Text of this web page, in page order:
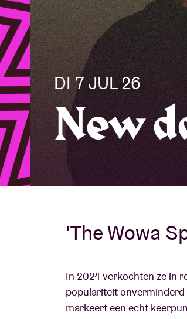
Nieuws
AB ❤
DI 7 JUL 26
New
'The Wowa
In 2024 verkochten ze in
populariteit
markeert een echt